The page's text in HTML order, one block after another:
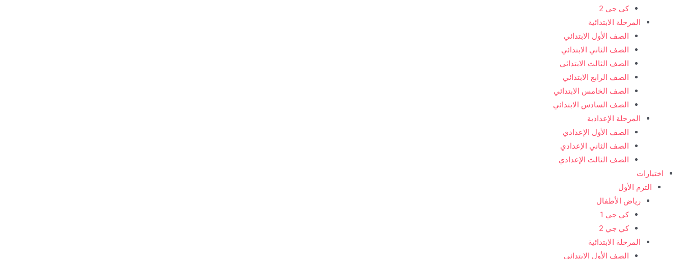
كي جي 2
المرحلة الابتدائية
الصف الأول الابتدائي
الصف الثاني الابتدائي
الصف الثالث الابتدائي
الصف الرابع الابتدائي
الصف الخامس الابتدائي
الصف السادس الابتدائي
المرحلة الإعدادية
الصف الأول الإعدادي
الصف الثاني الإعدادي
الصف الثالث الإعدادي
اختبارات
الترم الأول
رياض الأطفال
كي جي 1
كي جي 2
المرحلة الابتدائية
الصف الأول الابتدائي